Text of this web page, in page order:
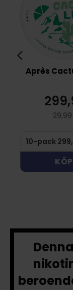
Après
KÖP